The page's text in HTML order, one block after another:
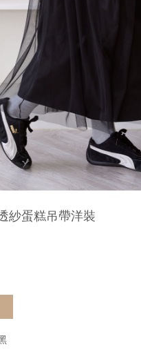
紗蛋糕吊帶洋裝